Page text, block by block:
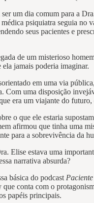
um dia comum para a
psiquiatra seguia no
seus pacientes e
de um misterioso
jamais poderia imaginar.
em uma via
Com uma disposição
era um viajante do futuro,
o que ele estaria
afirmou que tinha uma
para a sobrevivência da
Elise estava uma
narrativa absurda?
básica do podcast
conta com o
papéis principais.